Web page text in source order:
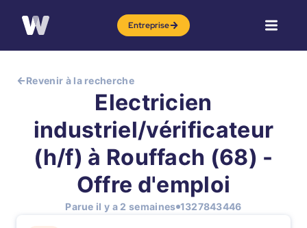
Entreprise
Revenir à la recherche
Electricien
industriel/vérificateur
(h/f) à Rouffach (68) -
Offre d'emploi
Parue il y a 2 semaines 1327843446